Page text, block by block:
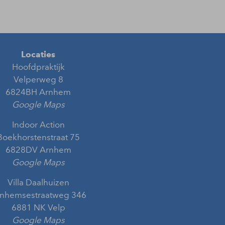
Locaties
Hoofdpraktijk
Velperweg 8
6824BH Arnhem
Google Maps
Indoor Action
75
6828DV Arnhem
Google Maps
Villa Daalhuizen
346
6881 NK Velp
Google Maps